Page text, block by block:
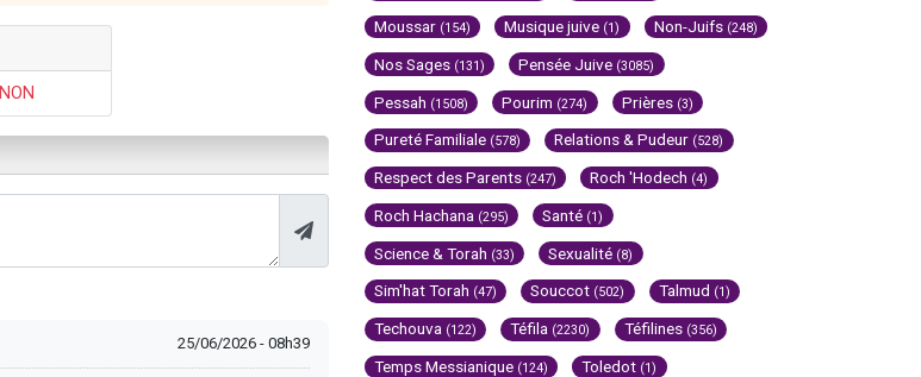
NON
25/06/2026 - 08h39
Moussar (154) Musique juive (1) Non-Juifs (248)
Nos Sages (131) Pensée Juive (3085)
Pessah (1508) Pourim (274) Prières (3)
Pureté Familiale (578) Relations & Pudeur (528)
Respect des Parents (247) Roch 'Hodech (4)
Roch Hachana (295) Santé (1)
Science & Torah (33) Sexualité (8)
Sim'hat Torah (47) Souccot (502) Talmud (1)
Techouva (122) Téfila (2230) Téfilines (356)
Temps Messianique (124) Toledot (1)